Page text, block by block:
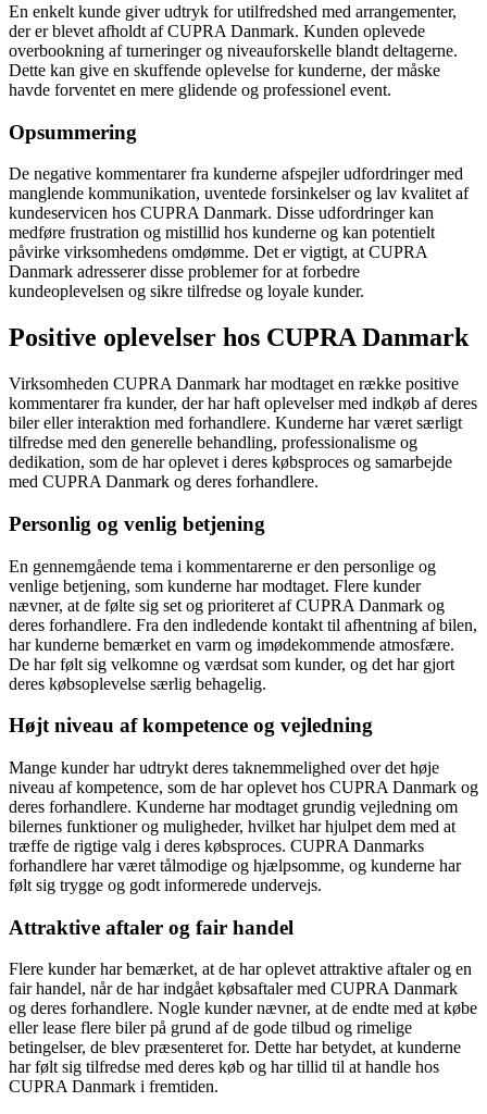
En enkelt kunde giver udtryk for utilfredshed med arrangementer,
der er blevet afholdt af CUPRA Danmark. Kunden oplevede
overbookning af turneringer og niveauforskelle blandt deltagerne.
Dette kan give en skuffende oplevelse for kunderne, der måske
havde forventet en mere glidende og professionel event.
Opsummering
De negative kommentarer fra kunderne afspejler udfordringer med
manglende kommunikation, uventede forsinkelser og lav kvalitet af
kundeservicen hos CUPRA Danmark. Disse udfordringer kan
medføre frustration og mistillid hos kunderne og kan potentielt
påvirke virksomhedens omdømme. Det er vigtigt, at CUPRA
Danmark adresserer disse problemer for at forbedre
kundeoplevelsen og sikre tilfredse og loyale kunder.
Positive oplevelser hos CUPRA Danmark
Virksomheden CUPRA Danmark har modtaget en række positive
kommentarer fra kunder, der har haft oplevelser med indkøb af deres
biler eller interaktion med forhandlere. Kunderne har været særligt
tilfredse med den generelle behandling, professionalisme og
dedikation, som de har oplevet i deres købsproces og samarbejde
med CUPRA Danmark og deres forhandlere.
Personlig og venlig betjening
En gennemgående tema i kommentarerne er den personlige og
venlige betjening, som kunderne har modtaget. Flere kunder
nævner, at de følte sig set og prioriteret af CUPRA Danmark og
deres forhandlere. Fra den indledende kontakt til afhentning af bilen,
har kunderne bemærket en varm og imødekommende atmosfære.
De har følt sig velkomne og værdsat som kunder, og det har gjort
deres købsoplevelse særlig behagelig.
Højt niveau af kompetence og vejledning
Mange kunder har udtrykt deres taknemmelighed over det høje
niveau af kompetence, som de har oplevet hos CUPRA Danmark og
deres forhandlere. Kunderne har modtaget grundig vejledning om
bilernes funktioner og muligheder, hvilket har hjulpet dem med at
træffe de rigtige valg i deres købsproces. CUPRA Danmarks
forhandlere har været tålmodige og hjælpsomme, og kunderne har
følt sig trygge og godt informerede undervejs.
Attraktive aftaler og fair handel
Flere kunder har bemærket, at de har oplevet attraktive aftaler og en
fair handel, når de har indgået købsaftaler med CUPRA Danmark
og deres forhandlere. Nogle kunder nævner, at de endte med at købe
eller lease flere biler på grund af de gode tilbud og rimelige
betingelser, de blev præsenteret for. Dette har betydet, at kunderne
har følt sig tilfredse med deres køb og har tillid til at handle hos
CUPRA Danmark i fremtiden.